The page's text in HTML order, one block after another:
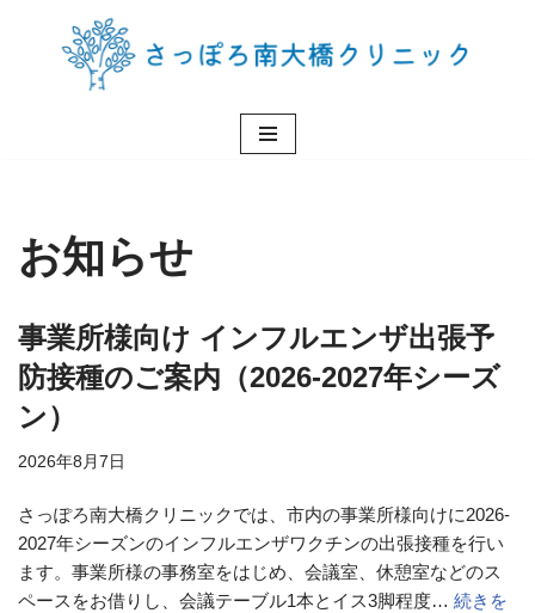
ス
キ
プ
お知らせ
事業所様向け インフルエンザ出張予
防接種のご案内（2026-2027年シーズ
ン）
2026年8月7日
さっぽろ南大橋クリニックでは、市内の事業所様向けに2026-
2027年シーズンのインフルエンザワクチンの出張接種を行い
ます。事業所様の事務室をはじめ、会議室、休憩室などのス
ペースをお借りし、会議テーブル1本とイス3脚程度… 続きを